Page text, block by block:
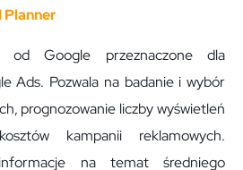
Planner
od Google przeznaczone dla
Ads. Pozwala na badanie i wybór
prognozowanie liczby wyświetleń
kampanii reklamowych.
na temat średniego